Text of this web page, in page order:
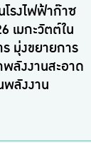
รงไฟฟ้าก๊าซ
เมกะวัตต์ใน
มุ่งขยายการ
ลังงานสะอาด
ลังงาน